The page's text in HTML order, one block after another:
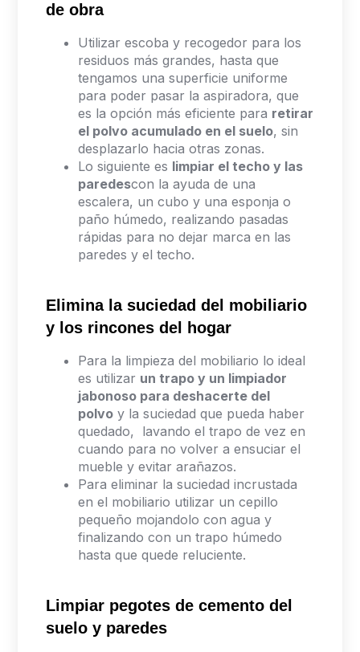
de obra
Utilizar escoba y recogedor para los
residuos más grandes, hasta que
tengamos una superficie uniforme
para poder pasar la aspiradora, que
es la opción más eficiente para retirar
el polvo acumulado en el suelo, sin
desplazarlo hacia otras zonas.
Lo siguiente es limpiar el techo y las
paredescon la ayuda de una
escalera, un cubo y una esponja o
paño húmedo, realizando pasadas
rápidas para no dejar marca en las
paredes y el techo.
Elimina la suciedad del mobiliario
y los rincones del hogar
Para la limpieza del mobiliario lo ideal
es utilizar un trapo y un limpiador
jabonoso para deshacerte del
polvo y la suciedad que pueda haber
quedado, lavando el trapo de vez en
cuando para no volver a ensuciar el
mueble y evitar arañazos.
Para eliminar la suciedad incrustada
en el mobiliario utilizar un cepillo
pequeño mojandolo con agua y
finalizando con un trapo húmedo
hasta que quede reluciente.
Limpiar pegotes de cemento del
suelo y paredes